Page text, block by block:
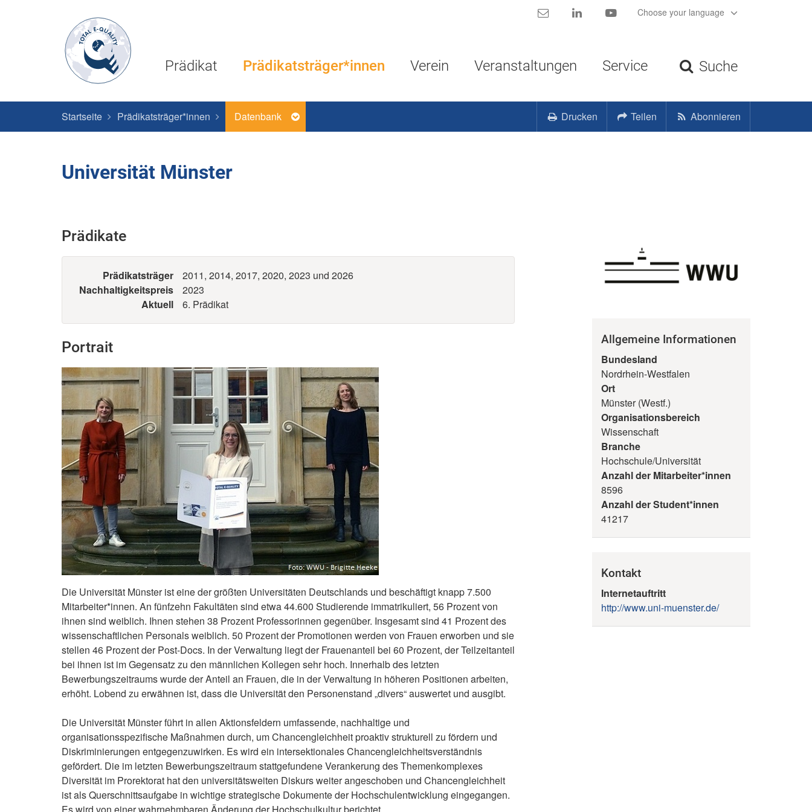
Kontakt LinkedIn YouTubeChoose your language
Prädikat Prädikatsträger*innen Verein Veranstaltungen Service Suche
Startseite Prädikatsträger*innen Datenbank Drucken Teilen Abonnieren
Universität Münster
Prädikate
Prädikatsträger
2011, 2014, 2017, 2020, 2023 und 2026
Nachhaltigkeitspreis
2023
Aktuell
6. Prädikat
Portrait
Die Universität Münster ist eine der größten Universitäten Deutschlands und beschäftigt knapp 7.500
Mitarbeiter*innen. An fünfzehn Fakultäten sind etwa 44.600 Studierende immatrikuliert, 56 Prozent von
ihnen sind weiblich. Ihnen stehen 38 Prozent Professorinnen gegenüber. Insgesamt sind 41 Prozent des
wissenschaftlichen Personals weiblich. 50 Prozent der Promotionen werden von Frauen erworben und sie
stellen 46 Prozent der Post-Docs. In der Verwaltung liegt der Frauenanteil bei 60 Prozent, der Teilzeitanteil
bei ihnen ist im Gegensatz zu den männlichen Kollegen sehr hoch. Innerhalb des letzten
Bewerbungszeitraums wurde der Anteil an Frauen, die in der Verwaltung in höheren Positionen arbeiten,
erhöht. Lobend zu erwähnen ist, dass die Universität den Personenstand „divers“ auswertet und ausgibt.
Die Universität Münster führt in allen Aktionsfeldern umfassende, nachhaltige und
organisationsspezifische Maßnahmen durch, um Chancengleichheit proaktiv strukturell zu fördern und
Diskriminierungen entgegenzuwirken. Es wird ein intersektionales Chancengleichheitsverständnis
gefördert. Die im letzten Bewerbungszeitraum stattgefundene Verankerung des Themenkomplexes
Diversität im Prorektorat hat den universitätsweiten Diskurs weiter angeschoben und Chancengleichheit
ist als Querschnittsaufgabe in wichtige strategische Dokumente der Hochschulentwicklung eingegangen.
Allgemeine Informationen
Bundesland
Nordrhein-Westfalen
Ort
Münster (Westf.)
Organisationsbereich
Wissenschaft
Branche
Hochschule/Universität
Anzahl der Mitarbeiter*innen
8596
Anzahl der Student*innen
41217
Kontakt
Internetauftritt
http://www.uni-muenster.de/